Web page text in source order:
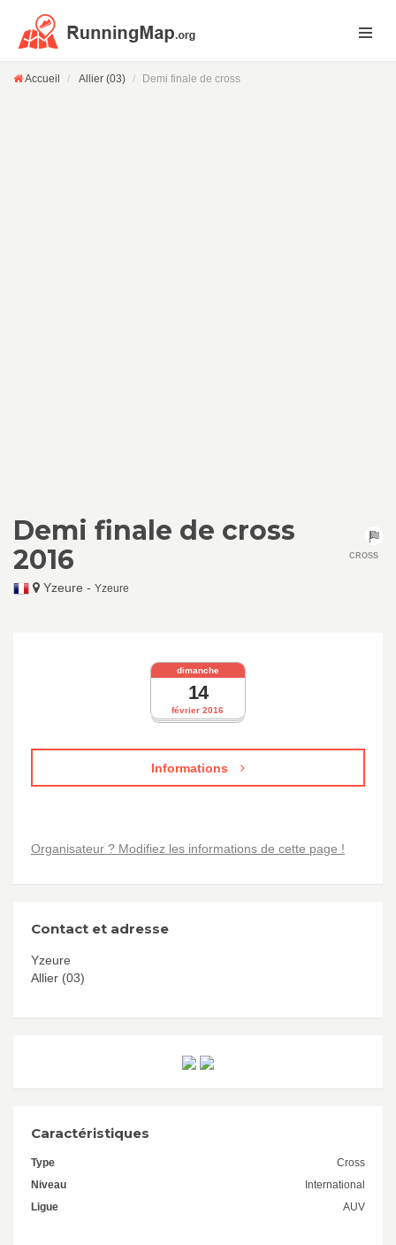
Accueil Allier (03) Demi finale de cross
Demi finale de cross
2016
Yzeure - Yzeure
CROSS
février 2016
dimanche
14
Informations
Organisateur ? Modifiez les informations de cette page !
Contact et adresse
Yzeure
Allier (03)
Caractéristiques
Type
Cross
Niveau
International
Ligue
AUV